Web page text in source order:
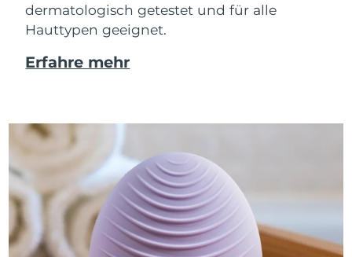
dermatologisch getestet und für alle
Hauttypen geeignet.
Erfahre mehr